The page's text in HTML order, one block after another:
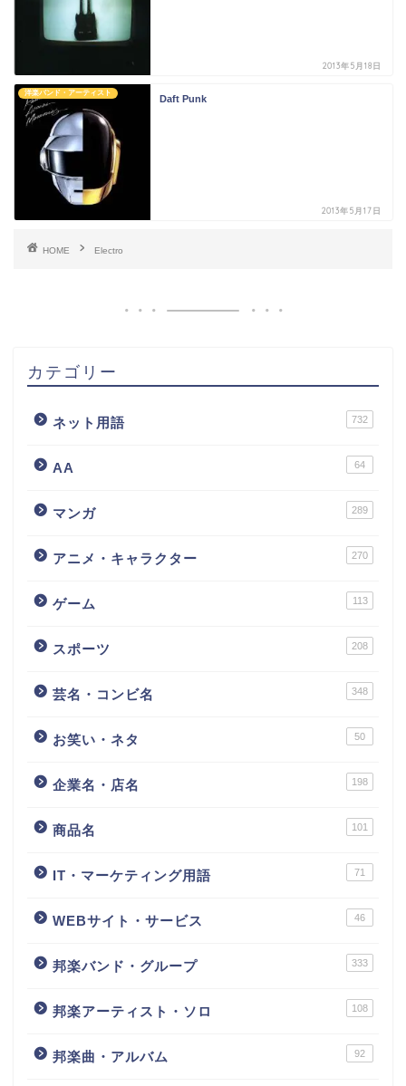
2013年5月18日
洋楽バンド・アーティスト
Daft Punk
2013年5月17日
HOME Electro
カテゴリー
ネット用語 732
AA 64
マンガ 289
アニメ・キャラクター 270
ゲーム 113
スポーツ 208
芸名・コンビ名 348
お笑い・ネタ 50
企業名・店名 198
商品名 101
IT・マーケティング用語 71
WEBサイト・サービス 46
邦楽バンド・グループ 333
邦楽アーティスト・ソロ 108
邦楽曲・アルバム 92